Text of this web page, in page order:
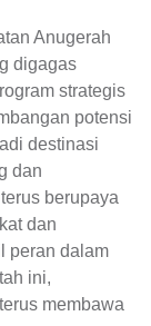
Anugerah
digagas
strategis
potensi
destinasi
dan
berupaya
dan
peran dalam
ini,
membawa